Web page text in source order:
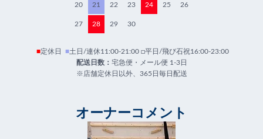
20 21 22 23 24 25 26
27 28 29 30
■定休日 ■土日/連休11:00-21:00 □平日/飛び石祝16:00-23:00
配送日数： 宅急便・メール便 1-3日
※店舗定休日以外、365日毎日配送
オーナーコメント